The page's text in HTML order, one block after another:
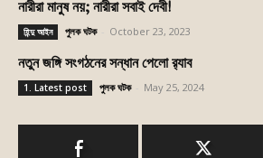
নারীরা মানুষ নয়; নারীরা সবাই দেবী!
হিন্দু আইন পুলক ঘটক October 23, 2023
নতুন জঙ্গি সংগঠনের সন্ধান পেলো র‍্যাব
1. Latest post পুলক ঘটক May 25, 2024